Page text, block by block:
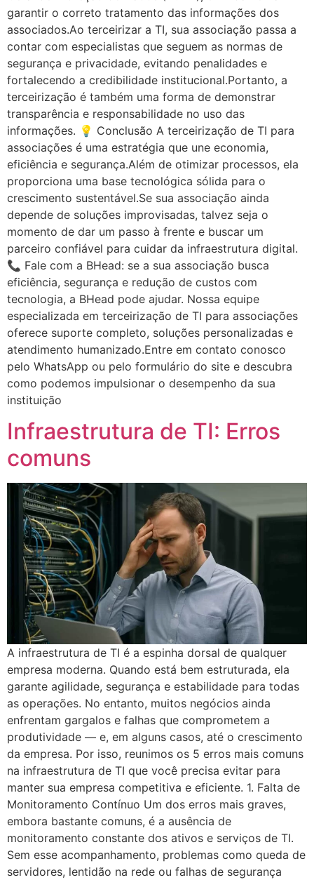
garantir o correto tratamento das informações dos
associados.Ao terceirizar a TI, sua associação passa a
contar com especialistas que seguem as normas de
segurança e privacidade, evitando penalidades e
fortalecendo a credibilidade institucional.Portanto, a
terceirização é também uma forma de demonstrar
transparência e responsabilidade no uso das
informações. 💡 Conclusão A terceirização de TI para
associações é uma estratégia que une economia,
eficiência e segurança.Além de otimizar processos, ela
proporciona uma base tecnológica sólida para o
crescimento sustentável.Se sua associação ainda
depende de soluções improvisadas, talvez seja o
momento de dar um passo à frente e buscar um
parceiro confiável para cuidar da infraestrutura digital.
📞 Fale com a BHead: se a sua associação busca
eficiência, segurança e redução de custos com
tecnologia, a BHead pode ajudar. Nossa equipe
especializada em terceirização de TI para associações
oferece suporte completo, soluções personalizadas e
atendimento humanizado.Entre em contato conosco
pelo WhatsApp ou pelo formulário do site e descubra
como podemos impulsionar o desempenho da sua
instituição
Infraestrutura de TI: Erros
comuns
A infraestrutura de TI é a espinha dorsal de qualquer
empresa moderna. Quando está bem estruturada, ela
garante agilidade, segurança e estabilidade para todas
as operações. No entanto, muitos negócios ainda
enfrentam gargalos e falhas que comprometem a
produtividade — e, em alguns casos, até o crescimento
da empresa. Por isso, reunimos os 5 erros mais comuns
na infraestrutura de TI que você precisa evitar para
manter sua empresa competitiva e eficiente. 1. Falta de
Monitoramento Contínuo Um dos erros mais graves,
embora bastante comuns, é a ausência de
monitoramento constante dos ativos e serviços de TI.
Sem esse acompanhamento, problemas como queda de
servidores, lentidão na rede ou falhas de segurança